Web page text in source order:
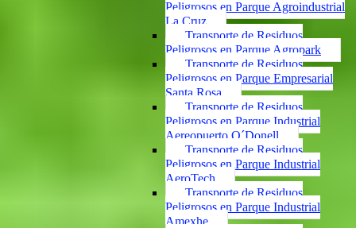
Peligrosos en Parque Agroindustrial
La Cruz
Transporte de Residuos
Peligrosos en Parque Agropark
Transporte de Residuos
Peligrosos en Parque Empresarial
Santa Rosa
Transporte de Residuos
Peligrosos en Parque Industrial
Aereopuerto O´Donell
Transporte de Residuos
Peligrosos en Parque Industrial
AeroTech
Transporte de Residuos
Peligrosos en Parque Industrial
Amexhe